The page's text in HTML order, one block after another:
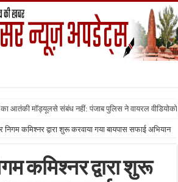
का आतंकी मॉड्यूलसे संबंध नहीं: पंजाब पुलिस ने वायरल वीडियोको
कमिश्नर द्वारा शुरू करवाया गया बायपास सफाई अभियान
कमिश्नर द्वारा शुरू